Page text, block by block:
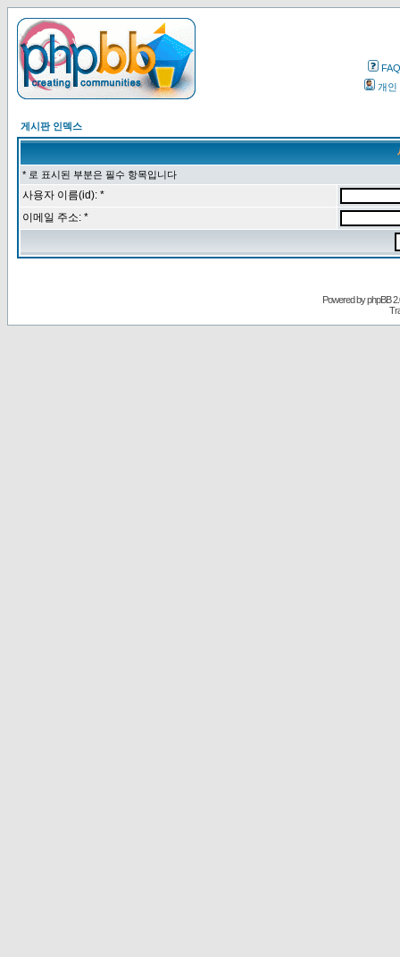
FAQ
개인
게시판 인덱스
* 로 표시된 부분은 필수 항목입니다
사용자 이름(id): *
이메일 주소: *
Powered byphpBB